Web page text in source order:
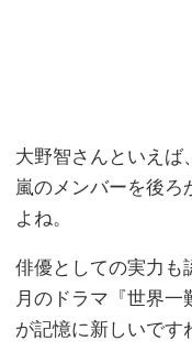
大野智さんといえば
嵐のメンバーを後ろ
よね。
俳優としての実力も
月のドラマ『世界一
が記憶に新しいです